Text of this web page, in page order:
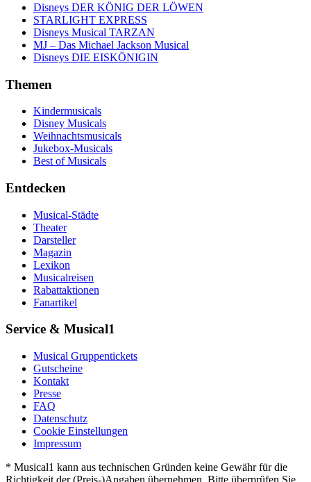
Disneys DER KÖNIG DER LÖWEN
STARLIGHT EXPRESS
Disneys Musical TARZAN
MJ – Das Michael Jackson Musical
Disneys DIE EISKÖNIGIN
Themen
Kindermusicals
Disney Musicals
Weihnachtsmusicals
Jukebox-Musicals
Best of Musicals
Entdecken
Musical-Städte
Theater
Darsteller
Magazin
Lexikon
Musicalreisen
Rabattaktionen
Fanartikel
Service & Musical1
Musical Gruppentickets
Gutscheine
Kontakt
Presse
FAQ
Datenschutz
Cookie Einstellungen
Impressum
* Musical1 kann aus technischen Gründen keine Gewähr für die